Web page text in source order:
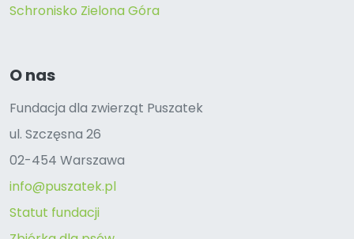
Schronisko Zielona Góra
O nas
Fundacja dla zwierząt Puszatek
ul. Szczęsna 26
02-454 Warszawa
info@puszatek.pl
Statut fundacji